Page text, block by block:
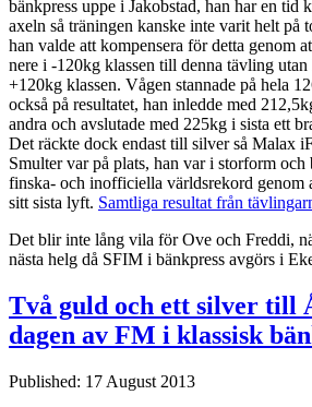
bänkpress uppe i Jakobstad, han har en tid
axeln så träningen kanske inte varit helt på
han valde att kompensera för detta genom
nere i -120kg klassen till denna tävling
+120kg klassen. Vågen stannade på hela
också på resultatet, han inledde med
andra och avslutade med 225kg i sista ett
Det räckte dock endast till silver så Malax
Smulter var på plats, han var i storform och
finska- och inofficiella världsrekord genom
sitt sista lyft. Samtliga resultat från
Det blir inte lång vila för Ove och Freddi,
nästa helg då SFIM i bänkpress avgörs i
Två guld och ett silver till
dagen av FM i klassisk
Published: 17 August 2013